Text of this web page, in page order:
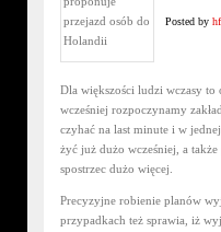
Posted by
Dla większości ludzi wczasy
wcześniej rozpoczynamy
czyhać na last minute i w
żyć już dużo wcześniej, a
spostrzec dużo więcej.
Precyzyjne robienie planów
przypadkach też sprawia, iż